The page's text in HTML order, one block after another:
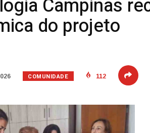
Campinas
do projeto
COMUNIDADE 112